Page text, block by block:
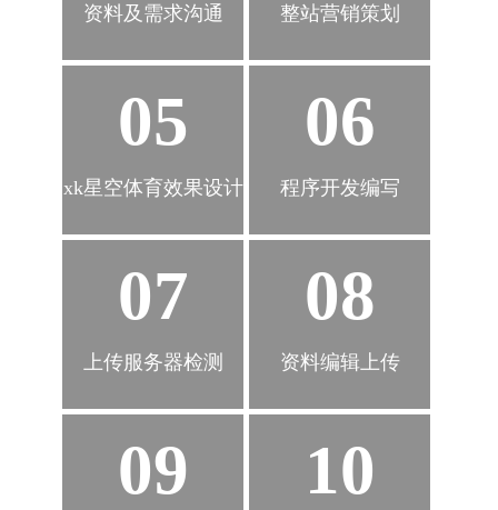
资料及需求沟通 整站营销策划
05
xk星空体育效果设计
06
程序开发编写
07
上传服务器检测
08
资料编辑上传
09 10